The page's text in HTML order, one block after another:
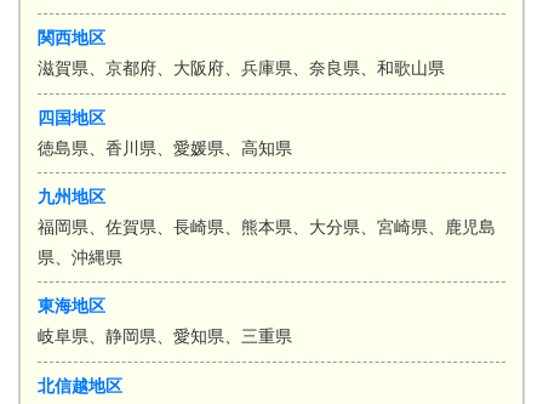
関西地区
滋賀県、京都府、大阪府、兵庫県、奈良県、和歌山県
四国地区
徳島県、香川県、愛媛県、高知県
九州地区
福岡県、佐賀県、長崎県、熊本県、大分県、宮崎県、鹿児島
県、沖縄県
東海地区
岐阜県、静岡県、愛知県、三重県
北信越地区